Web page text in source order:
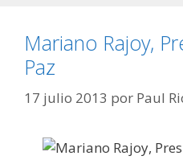
Mariano Rajoy,
Paz
17 julio 2013 por Paul